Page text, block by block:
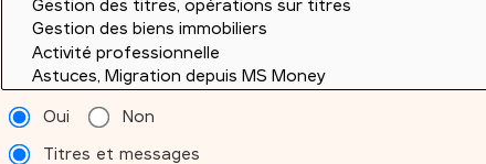
Oui
Non
Titres et messages